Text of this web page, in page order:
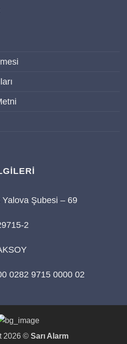
Şubesi – 69
2
0282 9715 0000 02
2026 © Sarı Alarm